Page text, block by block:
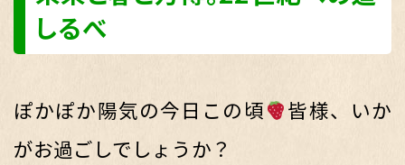
しるべ
ぽかぽか陽気の今日この頃
皆様、いか
がお過ごしでしょうか？